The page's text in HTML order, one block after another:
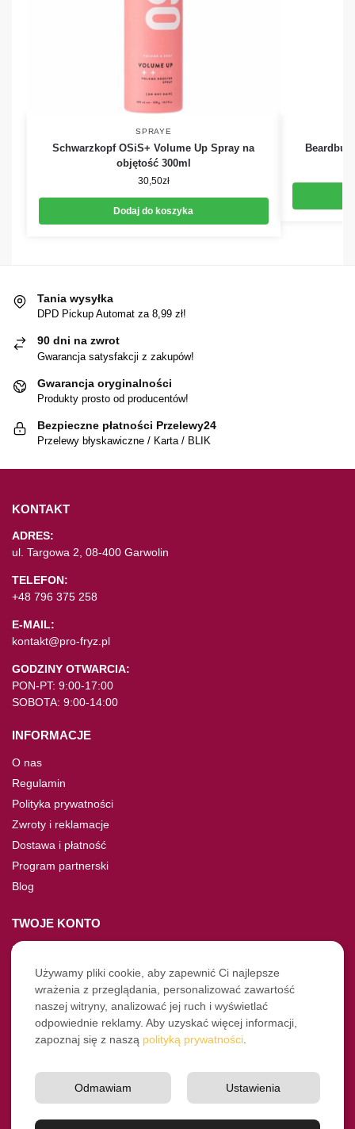
SPRAYE
Schwarzkopf OSiS+ Volume Up Spray na
objętość 300ml
30,50zł
Dodaj do koszyka
Tania wysyłka
DPD Pickup Automat za 8,99 zł!
90 dni na zwrot
Gwarancja satysfakcji z zakupów!
Gwarancja oryginalności
Produkty prosto od producentów!
Bezpieczne płatności Przelewy24
Przelewy błyskawiczne / Karta / BLIK
KONTAKT
ADRES:
ul. Targowa 2, 08-400 Garwolin
TELEFON:
+48 796 375 258
E-MAIL:
kontakt@pro-fryz.pl
GODZINY OTWARCIA:
PON-PT: 9:00-17:00
SOBOTA: 9:00-14:00
INFORMACJE
O nas
Regulamin
Polityka prywatności
Zwroty i reklamacje
Dostawa i płatność
Program partnerski
Blog
TWOJE KONTO
Moje konto
Nie pamiętasz hasła?
Twoje zamówienia
NASZE SOCIALE
Instagram
Używamy pliki cookie, aby zapewnić Ci najlepsze
wrażenia z przeglądania, personalizować zawartość
naszej witryny, analizować jej ruch i wyświetlać
odpowiednie reklamy. Aby uzyskać więcej informacji,
zapoznaj się z naszą polityką prywatności
Ustawienia
Odmawiam